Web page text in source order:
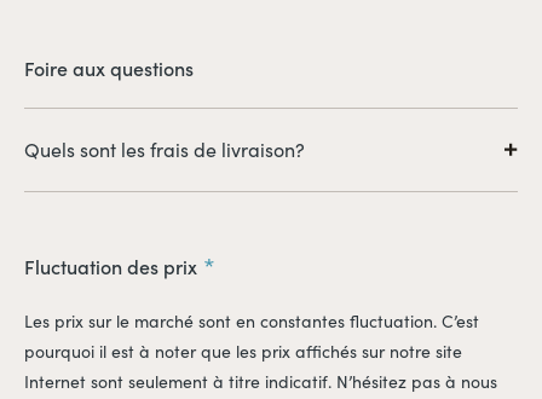
Foire aux questions
Quels sont les frais de livraison?
l'expédition des produits (adresses de livraison, quantités
expédiées, etc.).
Fluctuation des prix
Les prix sur le marché sont en constantes fluctuation. C’est
pourquoi il est à noter que les prix affichés sur notre site
Internet sont seulement à titre indicatif. N’hésitez pas à nous